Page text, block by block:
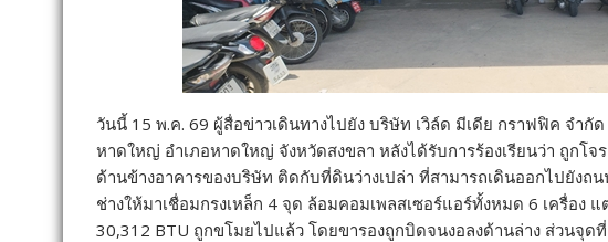
วันนี้ 15 พ.ค. 69 ผู้สื่อข่าวเดินทางไปยัง บริษัท เวิล์ด มีเดีย กราฟฟิค จำ
หาดใหญ่ อำเภอหาดใหญ่ จังหวัดสงขลา หลังได้รับการร้องเรียนว่า ถูกโ
ด้านข้างอาคารของบริษัท ติดกับที่ดินว่างเปล่า ที่สามารถเดินออกไปยัง
ช่างให้มาเชื่อมกรงเหล็ก 4 จุด ล้อมคอมเพลสเซอร์แอร์ทั้งหมด 6 เครื่อง
30,312 BTU ถูกขโมยไปแล้ว โดยขารองถูกบิดจนงอลงด้านล่าง ส่วนจุ